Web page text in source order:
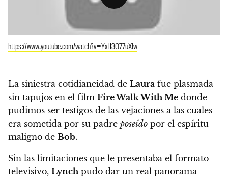
https://www.youtube.com/watch?v=YxH3O77uXIw
La siniestra cotidianeidad de Laura fue plasmada
sin tapujos en el film Fire Walk With Me donde
pudimos ser testigos de las vejaciones a las cuales
era sometida por su padre poseído por el espíritu
maligno de Bob.
Sin las limitaciones que le presentaba el formato
televisivo, Lynch pudo dar un real panorama